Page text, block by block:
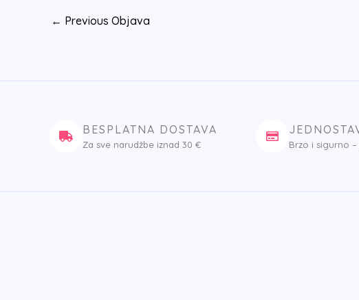
← Previous Objava
BESPLATNA DOSTAVA
Za sve narudžbe iznad 30 € Brzo i sigurno